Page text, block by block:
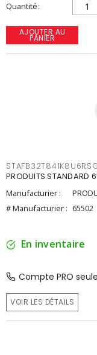
Quantité
AJOUTER AU
PANIER
PRODUITS STANDARD
Manufacturier :
# Manufacturier : 65502
En inventaire
Compte PRO
VOIR LES DÉTAILS